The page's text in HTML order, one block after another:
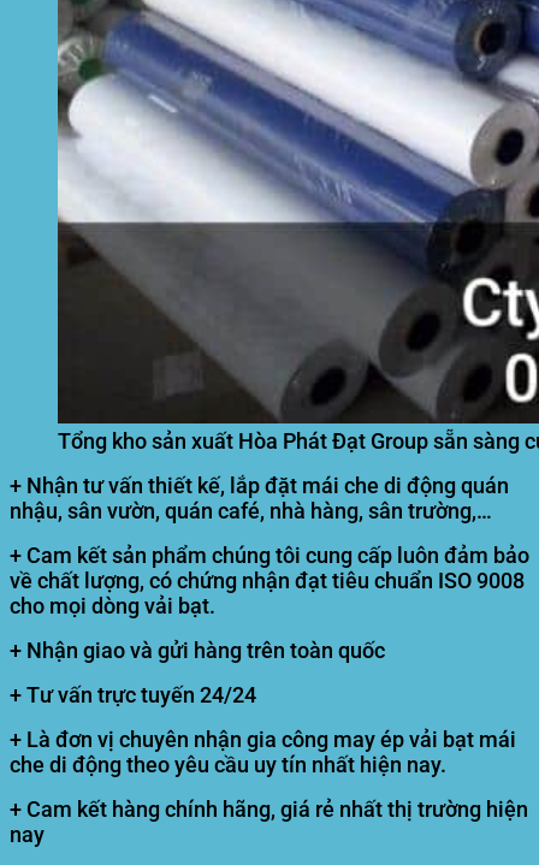
Tổng kho sản xuất Hòa Phát Đạt Group sẵn sàng
+ Nhận tư vấn thiết kế, lắp đặt mái che di động quán
nhậu, sân vườn, quán café, nhà hàng, sân trường,…
+ Cam kết sản phẩm chúng tôi cung cấp luôn đảm bảo
về chất lượng, có chứng nhận đạt tiêu chuẩn ISO 9008
cho mọi dòng vải bạt.
+ Nhận giao và gửi hàng trên toàn quốc
+ Tư vấn trực tuyến 24/24
+ Là đơn vị chuyên nhận gia công may ép vải bạt mái
che di động theo yêu cầu uy tín nhất hiện nay.
+ Cam kết hàng chính hãng, giá rẻ nhất thị trường hiện
nay